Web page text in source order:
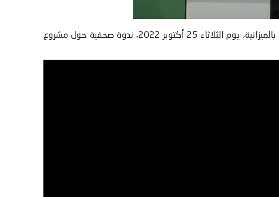
عقدت السيدة نادية فتاح، وزيرة الاقتصاد والمالية، والسيد فوزي لقجع، الوزير المنتدب المكلف بالميزانية، يوم الثلاثاء 25 أكتوبر 2022، ندوة صحفية حول مشروع